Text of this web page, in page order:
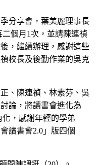
分享會，葉美麗理事長
個月1次，並請陳連禎
，繼續辦理，感謝這些
校長及後勤作業的吳克
、陳連禎、林素芬、吳
論，將讀書會進化為
，感謝年輕的學弟
讀書會2.0」版四個